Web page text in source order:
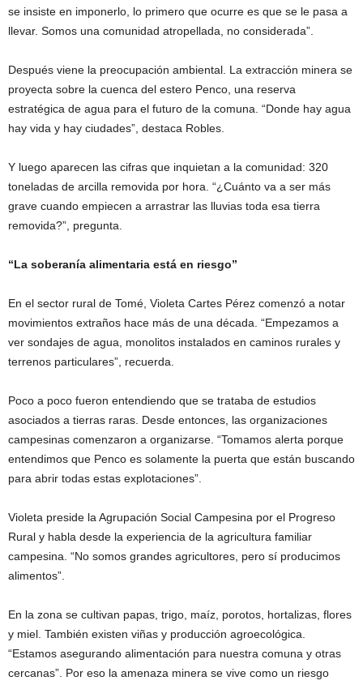
se insiste en imponerlo, lo primero que ocurre es que se le pasa a
llevar. Somos una comunidad atropellada, no considerada”.
Después viene la preocupación ambiental. La extracción minera se
proyecta sobre la cuenca del estero Penco, una reserva
estratégica de agua para el futuro de la comuna. “Donde hay agua
hay vida y hay ciudades”, destaca Robles.
Y luego aparecen las cifras que inquietan a la comunidad: 320
toneladas de arcilla removida por hora. “¿Cuánto va a ser más
grave cuando empiecen a arrastrar las lluvias toda esa tierra
removida?”, pregunta.
“La soberanía alimentaria está en riesgo”
En el sector rural de Tomé, Violeta Cartes Pérez comenzó a notar
movimientos extraños hace más de una década. “Empezamos a
ver sondajes de agua, monolitos instalados en caminos rurales y
terrenos particulares”, recuerda.
Poco a poco fueron entendiendo que se trataba de estudios
asociados a tierras raras. Desde entonces, las organizaciones
campesinas comenzaron a organizarse. “Tomamos alerta porque
entendimos que Penco es solamente la puerta que están buscando
para abrir todas estas explotaciones”.
Violeta preside la Agrupación Social Campesina por el Progreso
Rural y habla desde la experiencia de la agricultura familiar
campesina. “No somos grandes agricultores, pero sí producimos
alimentos”.
En la zona se cultivan papas, trigo, maíz, porotos, hortalizas, flores
y miel. También existen viñas y producción agroecológica.
“Estamos asegurando alimentación para nuestra comuna y otras
cercanas”. Por eso la amenaza minera se vive como un riesgo